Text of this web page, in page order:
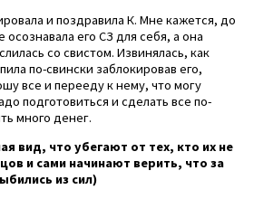
и поздравила К. Мне кажется, до
его СЗ для себя, а она
со свистом. Извинялась, как
по-свински заблокировав его,
все и перееду к нему, что могу
подготовиться и сделать все по-
много денег.
вид, что убегают от тех, кто их не
и сами начинают верить, что за
из сил)